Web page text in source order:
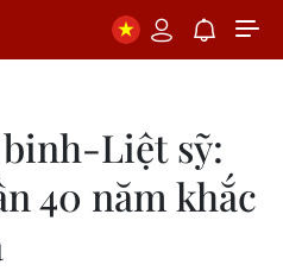
Liệt sỹ:
40 năm khắc